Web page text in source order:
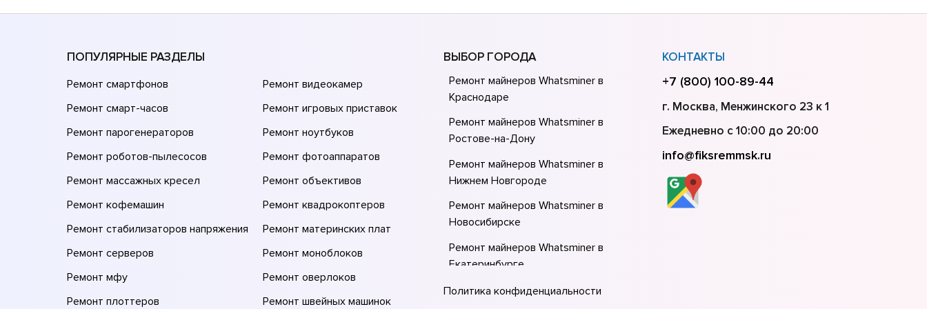
ПОПУЛЯРНЫЕ РАЗДЕЛЫ
Ремонт смартфонов
Ремонт смарт-часов
Ремонт парогенераторов
Ремонт роботов-пылесосов
Ремонт массажных кресел
Ремонт кофемашин
Ремонт стабилизаторов напряжения
Ремонт серверов
Ремонт мфу
Ремонт плоттеров
Ремонт видеокамер
Ремонт игровых приставок
Ремонт ноутбуков
Ремонт фотоаппаратов
Ремонт объективов
Ремонт квадрокоптеров
Ремонт материнских плат
Ремонт моноблоков
Ремонт оверлоков
Ремонт швейных машинок
ВЫБОР ГОРОДА
Ремонт майнеров Whatsminer в
Краснодаре
Ремонт майнеров Whatsminer в
Ростове-на-Донy
Ремонт майнеров Whatsminer в
Нижнем Новгороде
Ремонт майнеров Whatsminer в
Новосибирске
Ремонт майнеров Whatsminer в
Екатеринбурге
Ремонт майнеров Whatsminer в Казани
Политика конфиденциальности
КОНТАКТЫ
+7 (800) 100-89-44
г. Москва, Менжинского 23 к 1
Ежедневно с 10:00 до 20:00
info@fiksremmsk.ru